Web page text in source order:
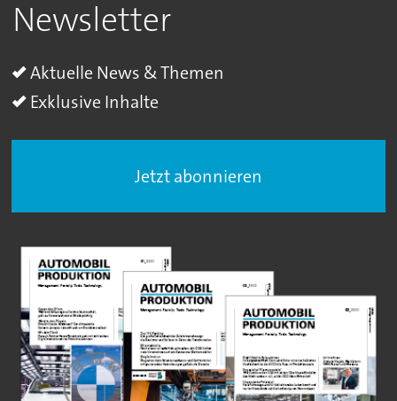
Newsletter
Aktuelle News & Themen
Exklusive Inhalte
Jetzt abonnieren